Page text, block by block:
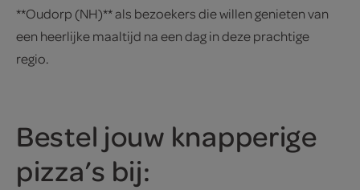
**Oudorp (NH)** als bezoekers die willen genieten van
een heerlijke maaltijd na een dag in deze prachtige
regio.
Bestel jouw knapperige
pizza’s bij: